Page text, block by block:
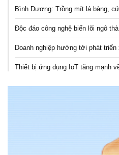
Bình Dương: Trồng mít lá bàng,
Độc đáo công nghệ biến lõi ngô
Doanh nghiệp hướng tới phát
Thiết bị ứng dụng IoT tăng mạnh